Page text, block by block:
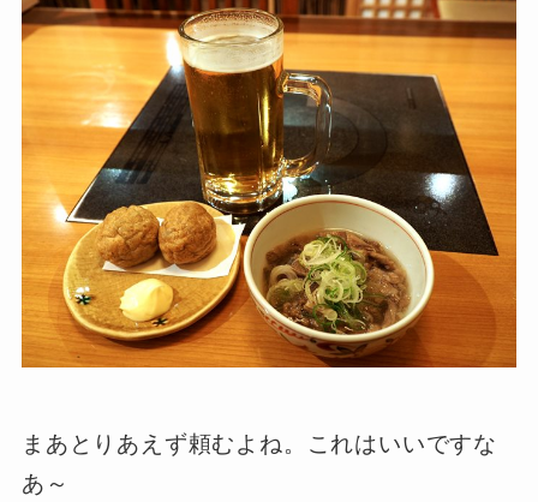
まあとりあえず頼むよね。これはいいですな
あ～